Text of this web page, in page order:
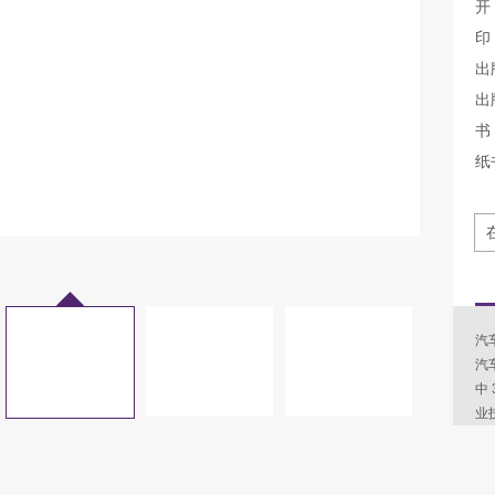
出
出
纸
汽
汽
中
业